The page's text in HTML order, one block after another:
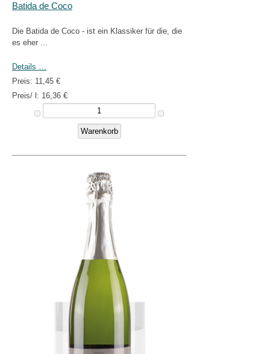
Batida de Coco
Die Batida de Coco - ist ein Klassiker für die, die
es eher ...
Details …
Preis: 11,45 €
Preis/ l: 16,36 €